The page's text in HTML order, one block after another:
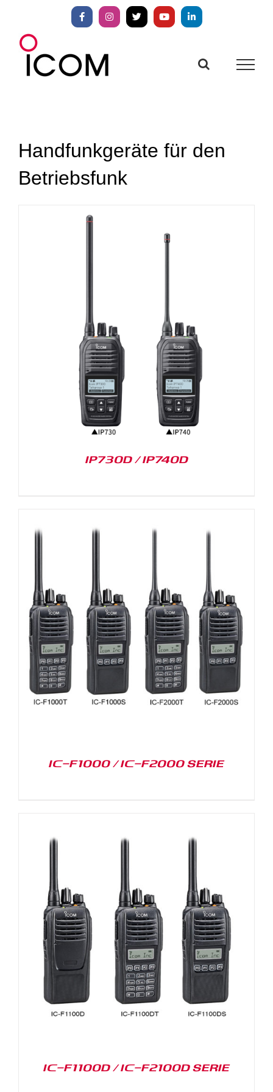
springen
FacebookInstagram
X YouTubeLinkedIn
Handfunkgeräte für den
Betriebsfunk
IP730D / IP740D
IC-F1000 / IC-F2000 SERIE
IC-F1100D / IC-F2100D SERIE